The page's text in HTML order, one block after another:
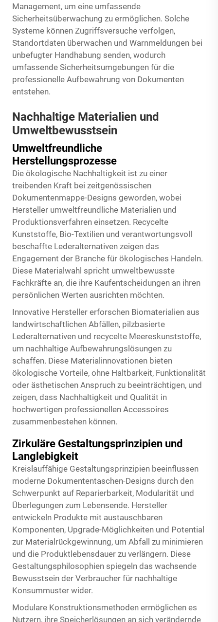
Management, um eine umfassende
Sicherheitsüberwachung zu ermöglichen. Solche
Systeme können Zugriffsversuche verfolgen,
Standortdaten überwachen und Warnmeldungen bei
unbefugter Handhabung senden, wodurch
umfassende Sicherheitsumgebungen für die
professionelle Aufbewahrung von Dokumenten
entstehen.
Nachhaltige Materialien und
Umweltbewusstsein
Umweltfreundliche
Herstellungsprozesse
Die ökologische Nachhaltigkeit ist zu einer
treibenden Kraft bei zeitgenössischen
Dokumentenmappe-Designs geworden, wobei
Hersteller umweltfreundliche Materialien und
Produktionsverfahren einsetzen. Recycelte
Kunststoffe, Bio-Textilien und verantwortungsvoll
beschaffte Lederalternativen zeigen das
Engagement der Branche für ökologisches Handeln.
Diese Materialwahl spricht umweltbewusste
Fachkräfte an, die ihre Kaufentscheidungen an ihren
persönlichen Werten ausrichten möchten.
Innovative Hersteller erforschen Biomaterialien aus
landwirtschaftlichen Abfällen, pilzbasierte
Lederalternativen und recycelte Meereskunststoffe,
um nachhaltige Aufbewahrungslösungen zu
schaffen. Diese Materialinnovationen bieten
ökologische Vorteile, ohne Haltbarkeit, Funktionalität
oder ästhetischen Anspruch zu beeinträchtigen, und
zeigen, dass Nachhaltigkeit und Qualität in
hochwertigen professionellen Accessoires
zusammenbestehen können.
Zirkuläre Gestaltungsprinzipien und
Langlebigkeit
Kreislauffähige Gestaltungsprinzipien beeinflussen
moderne Dokumententaschen-Designs durch den
Schwerpunkt auf Reparierbarkeit, Modularität und
Überlegungen zum Lebensende. Hersteller
entwickeln Produkte mit austauschbaren
Komponenten, Upgrade-Möglichkeiten und Potential
zur Materialrückgewinnung, um Abfall zu minimieren
und die Produktlebensdauer zu verlängern. Diese
Gestaltungsphilosophien spiegeln das wachsende
Bewusstsein der Verbraucher für nachhaltige
Konsummuster wider.
Modulare Konstruktionsmethoden ermöglichen es
Nutzern, ihre Speicherlösungen an sich verändernde